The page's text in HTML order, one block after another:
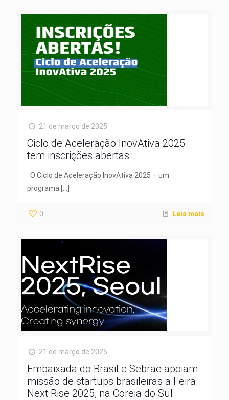
21 de março de 2025
Ciclo de Aceleração InovAtiva 2025
tem inscrições abertas
O Ciclo de Aceleração InovAtiva 2025 – um
programa
0 Leia mais
21 de março de 2025
Embaixada do Brasil e Sebrae apoiam
missão de startups brasileiras a Feira
Next Rise 2025, na Coreia do Sul